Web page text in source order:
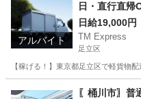
アルバイト
日・直行直帰
日給19,000円
TM Express
足立区
【稼げる！】東京都足立区で軽貨物
ドライバー
〖桶川市〗普